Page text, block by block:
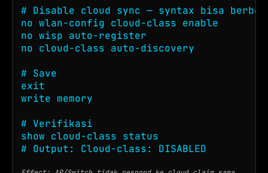
# Disable cloud sync — syntax bisa
no wlan-config cloud-class enable
no wisp auto-register
no cloud-class auto-discovery
# Save
exit
write memory
# Verifikasi
show cloud-class status
# Output: Cloud-class: DISABLED